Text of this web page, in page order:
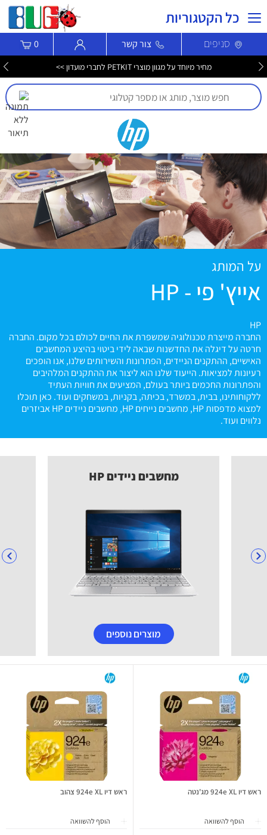
כל הקטגוריות
סניפים צור קשר 0
חדש! סמארטפון Nothing Phone (4b) עכשיו לרכישה >>>
על המותג
אייץ' פי - HP
HP
החברה מייצרת טכנולוגיה שמשפרת את החיים לכולם בכל מקום. החברה
חרטה על דיגלה את החדשנות שבאה לידי ביטוי בהיצע המחשבים
האישיים, ההתקנים הניידים, הפתרונות והשירותים שלנו, אנו הופכים
רעיונות למציאות. הייעוד שלנו הוא ליצור את ההתקנים המלהיבים
והפתרונות החכמים ביותר בעולם, המציעים את חוויות העתיד
ללקוחותינו, בבית, במשרד, בכיתה, בקניות, במשחקים ועוד. כאן תוכלו
למצוא מדפסות HP, מחשבים נייחים HP, מחשבים ניידים HP אביזרים
נלווים ועוד.
מחשבים ניידים HP
מוצרים נוספים
ראש דיו 924e XL מג'נטה
הוסף להשוואה
ראש דיו 924e XL צהוב
הוסף להשוואה